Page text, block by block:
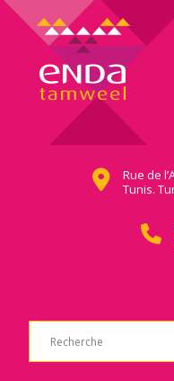
Rue de
Tunis.